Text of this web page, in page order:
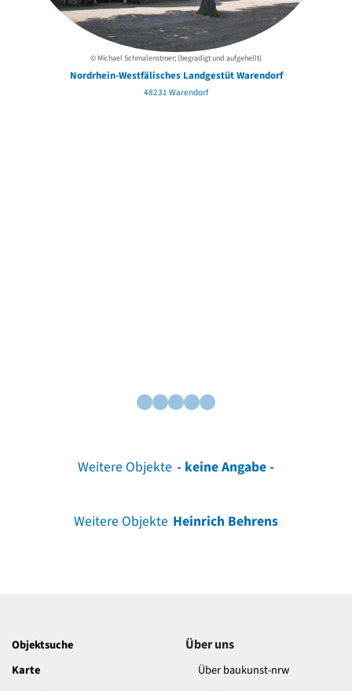
© Michael Schmalenstroer; (begradigt und aufgehellt)
Nordrhein-Westfälisches Landgestüt Warendorf
48231 Warendorf
Weitere Objekte - keine Angabe -
Weitere Objekte Heinrich Behrens
Objektsuche
Karte
Über uns
Über baukunst-nrw